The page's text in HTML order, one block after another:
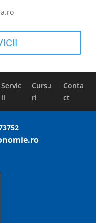
Servic
ii
Cursu
ri
Conta
ct